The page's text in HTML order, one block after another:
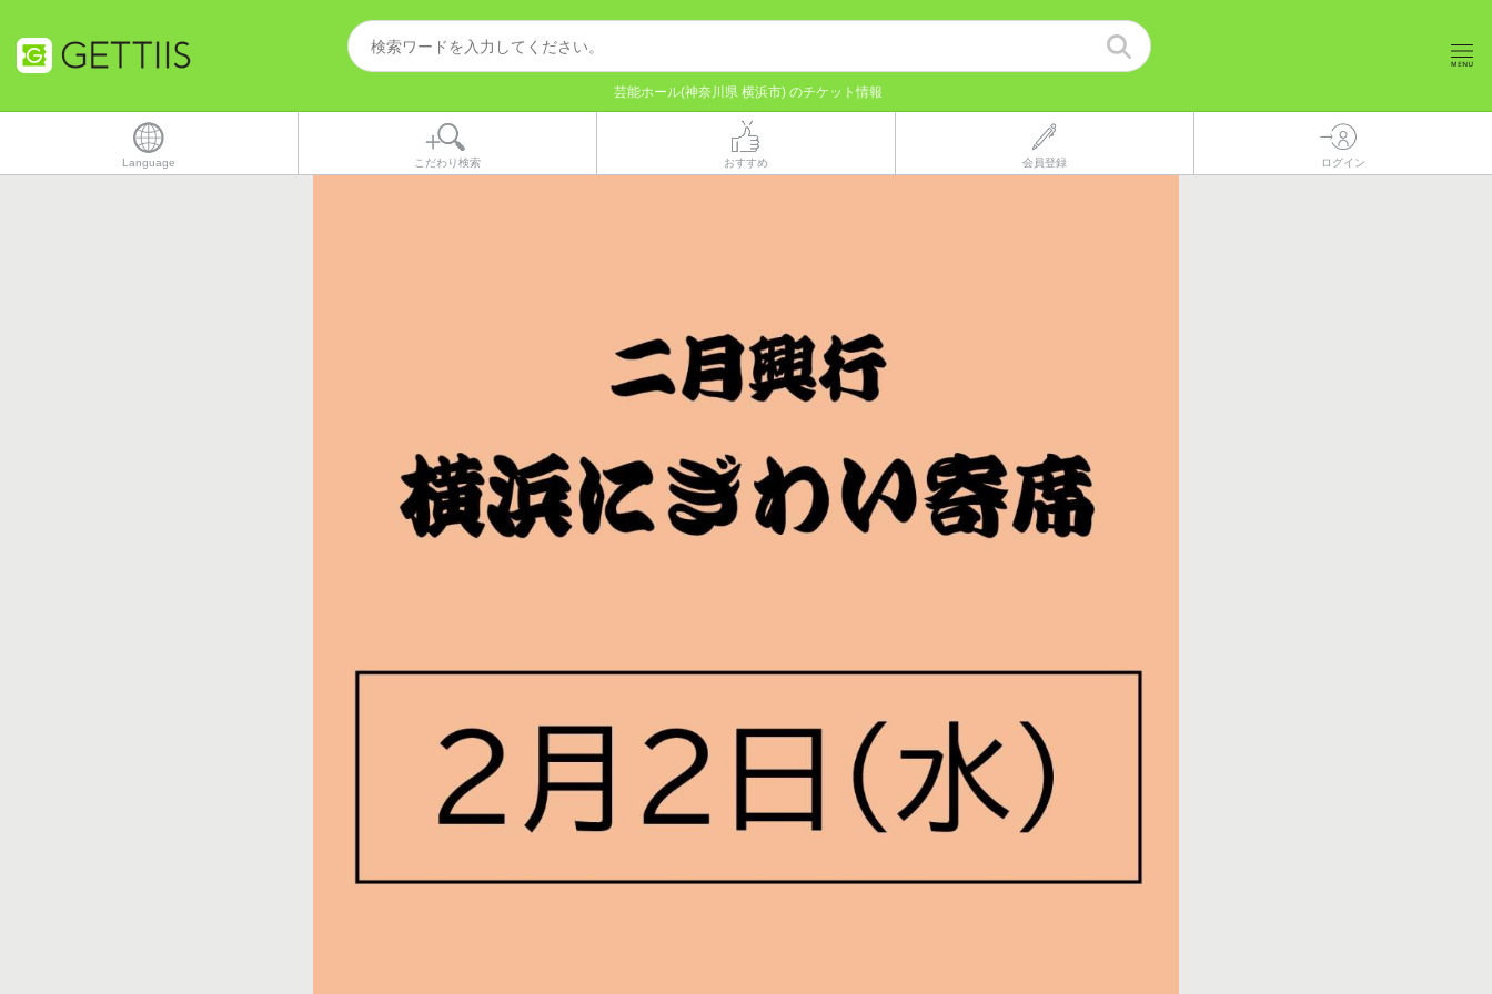
芸能ホール(神奈川県 横浜市) のチケット情報
Language こだわり検索 おすすめ 会員登録 ログイン